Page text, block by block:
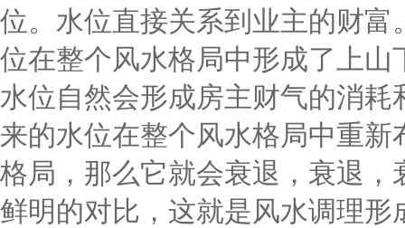
位。水位直接关系到业主的财富
位在整个风水格局中形成了上山
水位自然会形成房主财气的消耗
来的水位在整个风水格局中重新
格局，那么它就会衰退，衰退，
鲜明的对比，这就是风水调理形